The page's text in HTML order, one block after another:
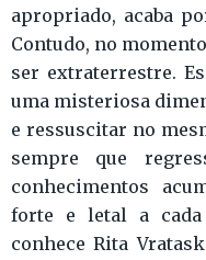
apropriado, acaba
Contudo, no
ser extraterrestre.
uma misteriosa
e ressuscitar no
sempre que
conhecimentos
forte e letal a cada
conhece Rita